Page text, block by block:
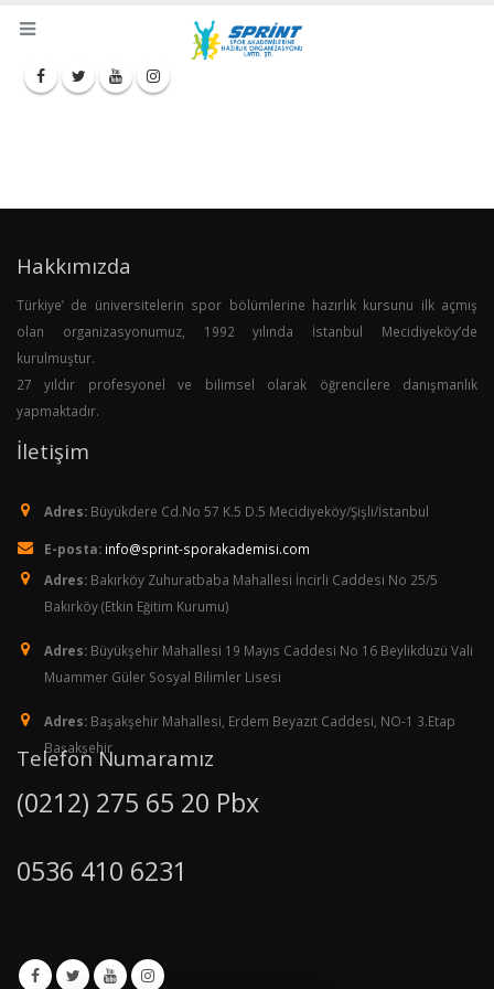
Hakkımızda
Türkiye’ de üniversitelerin spor bölümlerine hazırlık kursunu ilk açmış
olan organizasyonumuz, 1992 yılında İstanbul Mecidiyeköy’de
kurulmuştur.
27 yıldır profesyonel ve bilimsel olarak öğrencilere danışmanlık
yapmaktadır.
İletişim
Adres: Büyükdere Cd.No 57 K.5 D.5 Mecidiyeköy/Şişli/İstanbul
E-posta: info@sprint-sporakademisi.com
Adres: Bakırköy Zuhuratbaba Mahallesi İncirli Caddesi No 25/5
Bakırköy (Etkin Eğitim Kurumu)
Adres: Büyükşehir Mahallesi 19 Mayıs Caddesi No 16 Beylikdüzü Vali
Muammer Güler Sosyal Bilimler Lisesi
Adres: Başakşehir Mahallesi, Erdem Beyazıt Caddesi, NO-1 3.Etap
Başakşehir
Telefon Numaramız
(0212) 275 65 20 Pbx
0536 410 6231